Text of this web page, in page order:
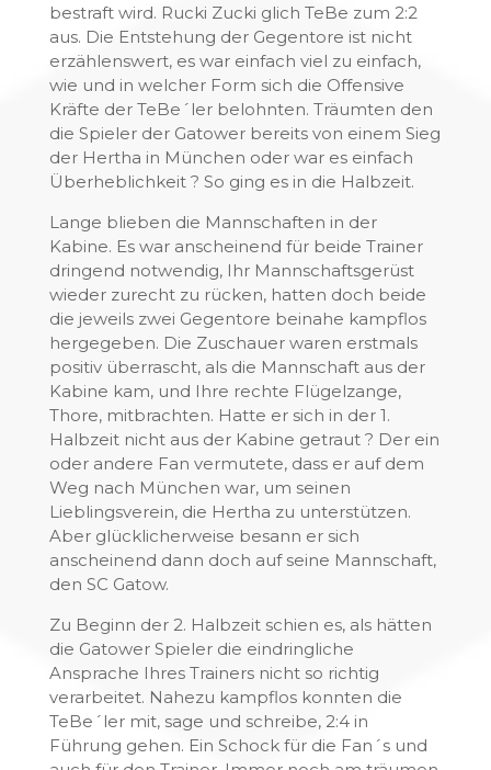
bestraft wird. Rucki Zucki glich TeBe zum 2:2
aus. Die Entstehung der Gegentore ist nicht
erzählenswert, es war einfach viel zu einfach,
wie und in welcher Form sich die Offensive
Kräfte der TeBe´ler belohnten. Träumten den
die Spieler der Gatower bereits von einem Sieg
der Hertha in München oder war es einfach
Überheblichkeit ? So ging es in die Halbzeit.
Lange blieben die Mannschaften in der
Kabine. Es war anscheinend für beide Trainer
dringend notwendig, Ihr Mannschaftsgerüst
wieder zurecht zu rücken, hatten doch beide
die jeweils zwei Gegentore beinahe kampflos
hergegeben. Die Zuschauer waren erstmals
positiv überrascht, als die Mannschaft aus der
Kabine kam, und Ihre rechte Flügelzange,
Thore, mitbrachten. Hatte er sich in der 1.
Halbzeit nicht aus der Kabine getraut ? Der ein
oder andere Fan vermutete, dass er auf dem
Weg nach München war, um seinen
Lieblingsverein, die Hertha zu unterstützen.
Aber glücklicherweise besann er sich
anscheinend dann doch auf seine Mannschaft,
den SC Gatow.
Zu Beginn der 2. Halbzeit schien es, als hätten
die Gatower Spieler die eindringliche
Ansprache Ihres Trainers nicht so richtig
verarbeitet. Nahezu kampflos konnten die
TeBe´ler mit, sage und schreibe, 2:4 in
Führung gehen. Ein Schock für die Fan´s und